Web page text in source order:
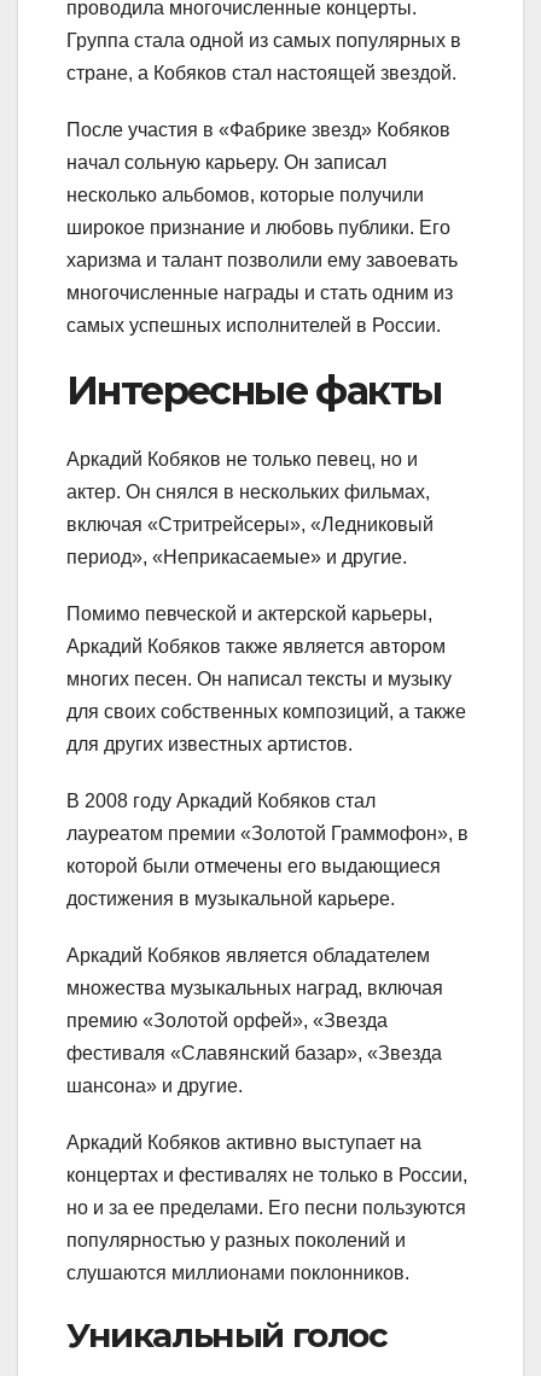
проводила многочисленные концерты.
Группа стала одной из самых популярных в
стране, а Кобяков стал настоящей звездой.
После участия в «Фабрике звезд» Кобяков
начал сольную карьеру. Он записал
несколько альбомов, которые получили
широкое признание и любовь публики. Его
харизма и талант позволили ему завоевать
многочисленные награды и стать одним из
самых успешных исполнителей в России.
Интересные факты
Аркадий Кобяков не только певец, но и
актер. Он снялся в нескольких фильмах,
включая «Стритрейсеры», «Ледниковый
период», «Неприкасаемые» и другие.
Помимо певческой и актерской карьеры,
Аркадий Кобяков также является автором
многих песен. Он написал тексты и музыку
для своих собственных композиций, а также
для других известных артистов.
В 2008 году Аркадий Кобяков стал
лауреатом премии «Золотой Граммофон», в
которой были отмечены его выдающиеся
достижения в музыкальной карьере.
Аркадий Кобяков является обладателем
множества музыкальных наград, включая
премию «Золотой орфей», «Звезда
фестиваля «Славянский базар», «Звезда
шансона» и другие.
Аркадий Кобяков активно выступает на
концертах и фестивалях не только в России,
но и за ее пределами. Его песни пользуются
популярностью у разных поколений и
слушаются миллионами поклонников.
Уникальный голос